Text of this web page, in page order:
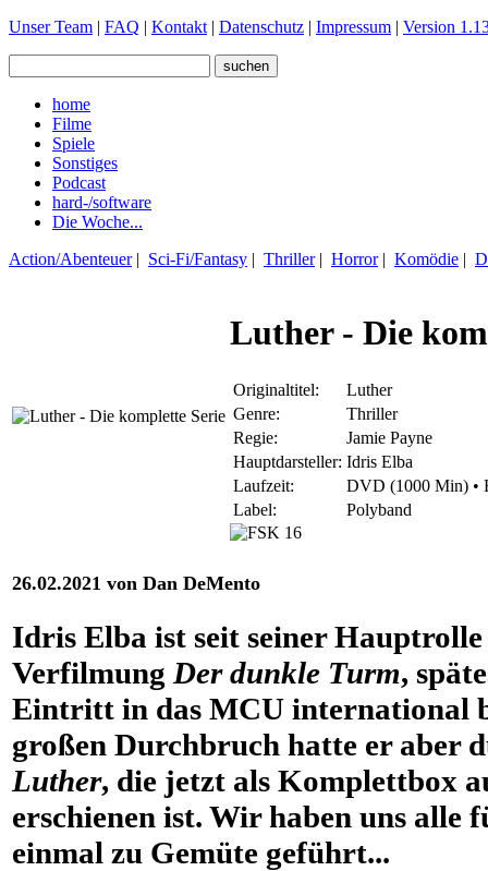
Unser Team | FAQ | Kontakt | Datenschutz | Impressum | Version
home
Filme
Spiele
Sonstiges
Podcast
hard-/software
Die Woche...
Action/Abenteuer| Sci-Fi/Fantasy | Thriller| Horror| Komödie |
Luther - Die
Originaltitel:
Luther
Genre:
Thriller
Regie:
Jamie Payne
Hauptdarsteller: Idris Elba
Laufzeit:
DVD (1000 Min) •
Label:
Polyband
26.02.2021 von Dan DeMento
Idris Elba ist seit seiner
Verfilmung Der dunkle Turm,
Eintritt in das MCU international
großen Durchbruch hatte er aber
Luther, die jetzt als Komplettbox
erschienen ist. Wir haben uns alle
einmal zu Gemüte geführt...